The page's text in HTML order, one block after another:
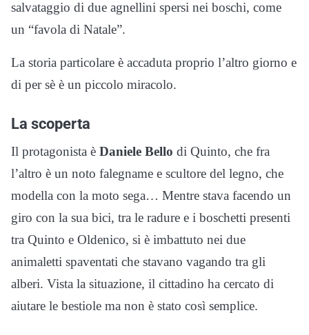
salvataggio di due agnellini spersi nei boschi, come
un “favola di Natale”.
La storia particolare è accaduta proprio l’altro giorno e
di per sè è un piccolo miracolo.
La scoperta
Il protagonista è Daniele Bello di Quinto, che fra
l’altro è un noto falegname e scultore del legno, che
modella con la moto sega… Mentre stava facendo un
giro con la sua bici, tra le radure e i boschetti presenti
tra Quinto e Oldenico, si è imbattuto nei due
animaletti spaventati che stavano vagando tra gli
alberi. Vista la situazione, il cittadino ha cercato di
aiutare le bestiole ma non è stato così semplice.